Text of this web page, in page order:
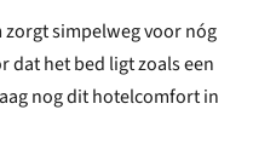
zorgt simpelweg voor nóg
dat het bed ligt zoals een
nog dit hotelcomfort in